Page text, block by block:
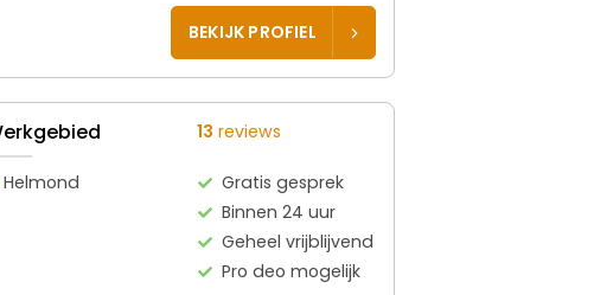
BEKIJK PROFIEL
Helmond
13 reviews
Gratis gesprek
Binnen 24 uur
Geheel vrijblijvend
Pro deo mogelijk